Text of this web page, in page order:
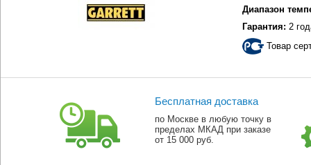
Диапазон
Гарантия: 2
Товар
Бесплатная доставка
по Москве в любую точку в
пределах МКАД при заказе
от 15 000 руб.